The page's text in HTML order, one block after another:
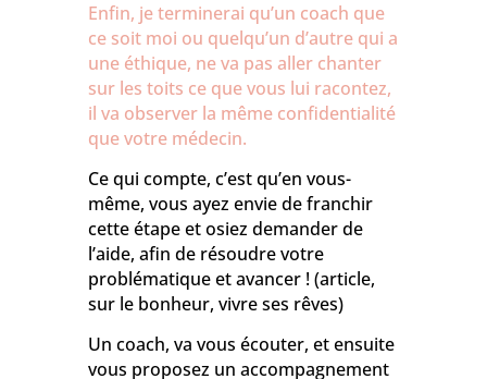
Enfin, je terminerai qu’un coach que
ce soit moi ou quelqu’un d’autre qui a
une éthique, ne va pas aller chanter
sur les toits ce que vous lui racontez,
il va observer la même confidentialité
que votre médecin.
Ce qui compte, c’est qu’en vous-
même, vous ayez envie de franchir
cette étape et osiez demander de
l’aide, afin de résoudre votre
problématique et avancer !(article,
sur le bonheur, vivre ses rêves)
Un coach, va vous écouter, et ensuite
vous proposez un accompagnement